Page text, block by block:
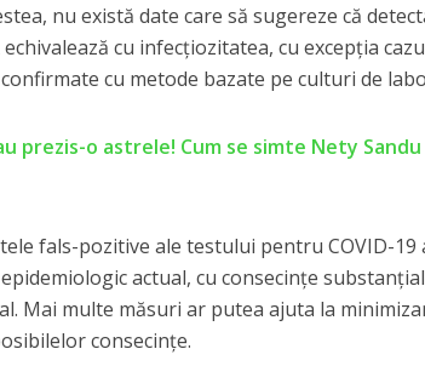
nu există date care să sugereze că
echivalează cu infecțiozitatea, cu excepția
cu metode bazate pe culturi de
prezis-o astrele! Cum se simte Nety
fals-pozitive ale testului pentru COVID-19
actual, cu consecințe
Mai multe măsuri ar putea ajuta la
consecințe.